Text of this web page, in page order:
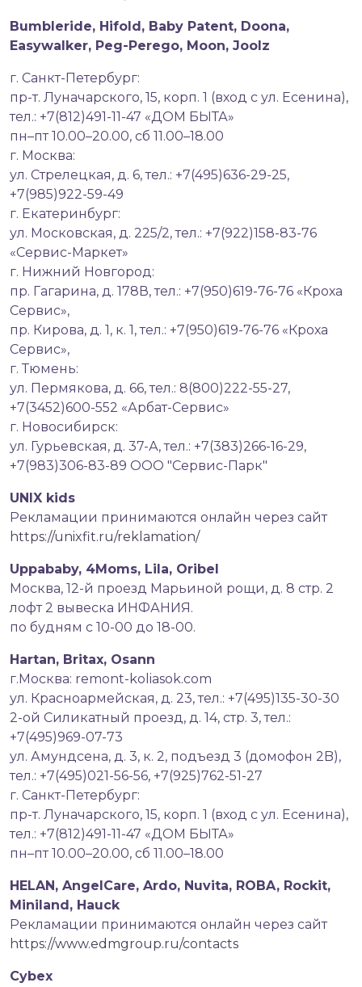
Bumbleride, Hifold, Baby Patent, Doona,
Easywalker, Peg-Perego, Moon, Joolz
г. Санкт-Петербург:
пр-т. Луначарского, 15, корп. 1 (вход с ул. Есенина),
тел.: +7(812)491-11-47 «ДОМ БЫТА»
пн–пт 10.00–20.00, сб 11.00–18.00
г. Москва:
ул. Стрелецкая, д. 6, тел.: +7(495)636-29-25,
+7(985)922-59-49
г. Екатеринбург:
ул. Московская, д. 225/2, тел.: +7(922)158-83-76
«Сервис-Маркет»
г. Нижний Новгород:
пр. Гагарина, д. 178В, тел.: +7(950)619-76-76 «Кроха
Сервис»,
пр. Кирова, д. 1, к. 1, тел.: +7(950)619-76-76 «Кроха
Сервис»,
г. Тюмень:
ул. Пермякова, д. 66, тел.: 8(800)222-55-27,
+7(3452)600-552 «Арбат-Сервис»
г. Новосибирск:
ул. Гурьевская, д. 37-А, тел.: +7(383)266-16-29,
+7(983)306-83-89 ООО "Сервис-Парк"
UNIX kids
Рекламации принимаются онлайн через сайт
https://unixfit.ru/reklamation/
Uppababy, 4Moms, Lila, Oribel
Москва, 12-й проезд Марьиной рощи, д. 8 стр. 2
лофт 2 вывеска ИНФАНИЯ.
по будням с 10-00 до 18-00.
Hartan, Britax, Osann
г.Москва: remont-koliasok.com
ул. Красноармейская, д. 23, тел.: +7(495)135-30-30
2-ой Силикатный проезд, д. 14, стр. 3, тел.:
+7(495)969-07-73
ул. Амундсена, д. 3, к. 2, подъезд 3 (домофон 2B),
тел.: +7(495)021-56-56, +7(925)762-51-27
г. Санкт-Петербург:
пр-т. Луначарского, 15, корп. 1 (вход с ул. Есенина),
тел.: +7(812)491-11-47 «ДОМ БЫТА»
пн–пт 10.00–20.00, сб 11.00–18.00
HELAN, AngelCare, Ardo, Nuvita, ROBA, Rockit,
Miniland, Hauck
Рекламации принимаются онлайн через сайт
https://www.edmgroup.ru/contacts
Cybex